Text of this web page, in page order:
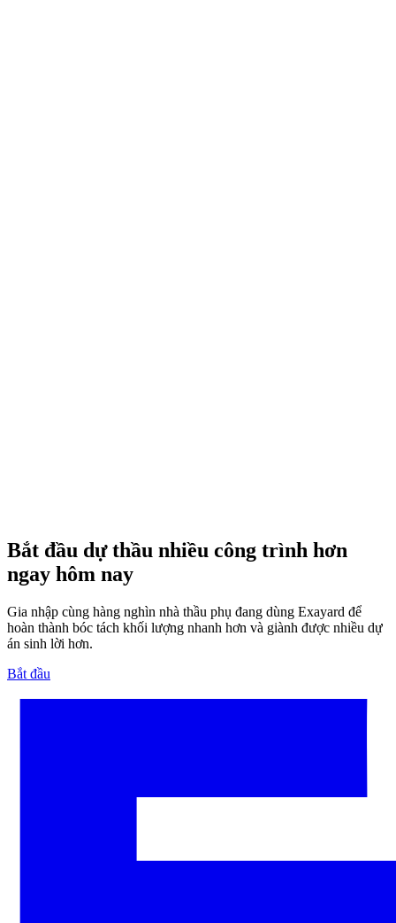
Bắt đầu dự thầu nhiều công trình hơn
ngay hôm nay
Gia nhập cùng hàng nghìn nhà thầu phụ đang dùng Exayard để
hoàn thành bóc tách khối lượng nhanh hơn và giành được nhiều dự
án sinh lời hơn.
Bắt đầu